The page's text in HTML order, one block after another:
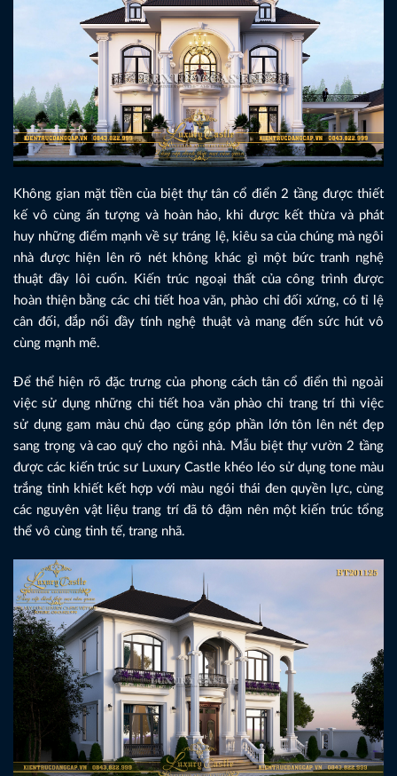
Không gian mặt tiền của biệt thự tân cổ điển 2 tầng được thiết
kế vô cùng ấn tượng và hoàn hảo, khi được kết thừa và phát
huy những điểm mạnh về sự tráng lệ, kiêu sa của chúng mà ngôi
nhà được hiện lên rõ nét không khác gì một bức tranh nghệ
thuật đầy lôi cuốn. Kiến trúc ngoại thất của công trình được
hoàn thiện bằng các chi tiết hoa văn, phào chỉ đối xứng, có tỉ lệ
cân đối, đắp nổi đầy tính nghệ thuật và mang đến sức hút vô
cùng mạnh mẽ.
Để thể hiện rõ đặc trưng của phong cách tân cổ điển thì ngoài
việc sử dụng những chi tiết hoa văn phào chỉ trang trí thì việc
sử dụng gam màu chủ đạo cũng góp phần lớn tôn lên nét đẹp
sang trọng và cao quý cho ngôi nhà. Mẫu biệt thự vườn 2 tầng
được các kiến trúc sư Luxury Castle khéo léo sử dụng tone màu
trắng tinh khiết kết hợp với màu ngói thái đen quyền lực, cùng
các nguyên vật liệu trang trí đã tô đậm nên một kiến trúc tổng
thể vô cùng tinh tế, trang nhã.